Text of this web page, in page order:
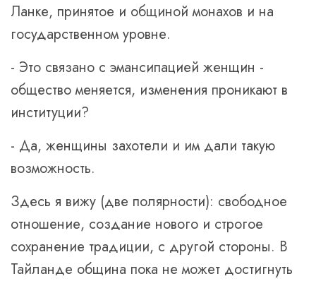
Ланке, принятое и общиной монахов и на
государственном уровне.
- Это связано с эмансипацией женщин -
общество меняется, изменения проникают в
институции?
- Да, женщины захотели и им дали такую
возможность.
Здесь я вижу (две полярности): свободное
отношение, создание нового и строгое
сохранение традиции, с другой стороны. В
Тайланде община пока не может достигнуть